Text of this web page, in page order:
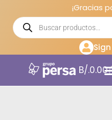
¡Gracias
Sign
B/.0.00